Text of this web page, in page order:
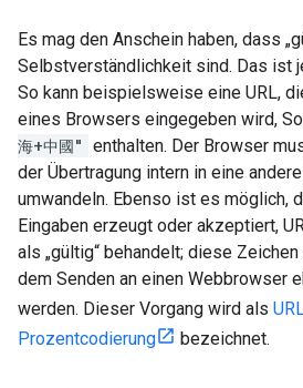
Es mag den Anschein haben, dass
Selbstverständlichkeit sind. Das ist
So kann beispielsweise eine URL,
eines Browsers eingegeben wird,
海+中國" enthalten. Der Browser
der Übertragung intern in eine
umwandeln. Ebenso ist es möglich,
Eingaben erzeugt oder akzeptiert,
als „gültig“ behandelt; diese
dem Senden an einen Webbrowser
werden. Dieser Vorgang wird als
Prozentcodierung
bezeichnet.